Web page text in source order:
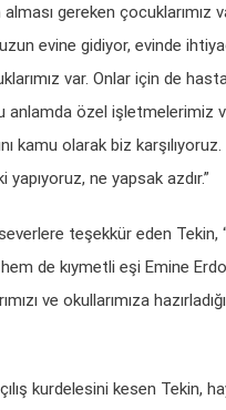
gereken
evine gidiyor, evinde
var. Onlar için de
anlamda özel işletmelerimiz
kamu olarak biz
yapıyoruz, ne yapsak azdır.”
teşekkür eden
de kıymetli eşi Emine
ve okullarımıza
kurdelesini kesen Tekin,